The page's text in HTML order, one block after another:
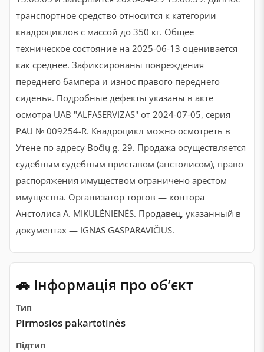
транспортное средство относится к категории
квадроциклов с массой до 350 кг. Общее
техническое состояние на 2025-06-13 оценивается
как среднее. Зафиксированы повреждения
переднего бампера и износ правого переднего
сиденья. Подробные дефекты указаны в акте
осмотра UAB "ALFASERVIZAS" от 2024-07-05, серия
PAU № 009254-R. Квадроцикл можно осмотреть в
Утене по адресу Bočių g. 29. Продажа осуществляется
судебным судебным приставом (анстолисом), право
распоряжения имуществом ограничено арестом
имущества. Организатор торгов — контора
Анстолиса А. MIKULĖNIENĖS. Продавец, указанный в
документах — IGNAS GASPARAVIČIUS.
🚗 Інформація про обʼєкт
Тип
Pirmosios pakartotinės
Підтип